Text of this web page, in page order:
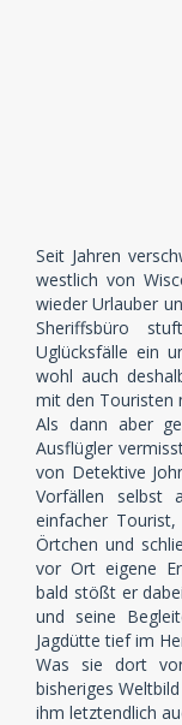
Seit Jahren
westlich von
wieder Urlauber
Sheriffsbüro
Uglücksfälle ein
wohl auch
mit den Touristen
Als dann aber
Ausflügler
von Detektive
Vorfällen selbst
einfacher
Örtchen und
vor Ort eigene
bald stößt er
und seine
Jagdütte tief im
Was sie dort
bisheriges
ihm letztendlich